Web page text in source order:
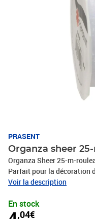
PRASENT
Organza sheer
Organza Sheer 25-m-
Parfait pour la décoration
et tous vos projets DIY.
occasions : que ce soit
communion, Noël, le
Voir la description
En stock
,04€